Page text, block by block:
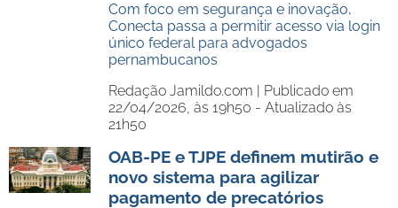
Com foco em segurança e inovação,
Conecta passa a permitir acesso via login
único federal para advogados
pernambucanos
Redação Jamildo.com | Publicado em
22/04/2026, às 19h50 - Atualizado às
21h50
OAB-PE e TJPE definem mutirão e
novo sistema para agilizar
pagamento de precatórios